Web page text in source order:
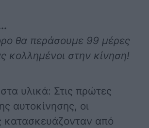
θα περάσουμε 99 μέρες
κολλημένοι στην κίνηση!
υλικά: Στις πρώτες
αυτοκίνησης, οι
κατασκευάζονταν από